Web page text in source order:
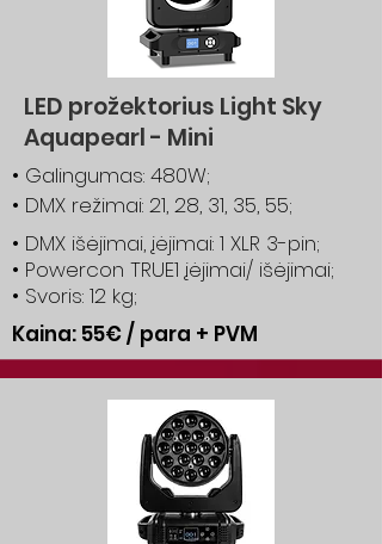
LED prožektorius Light Sky
Aquapearl - Mini
• Galingumas: 480W;
• DMX režimai: 21, 28, 31, 35, 55;
• DMX išėjimai, įėjimai: 1 XLR 3-pin;
• Powercon TRUE1 įėjimai/ išėjimai;
• Svoris: 12 kg;
Kaina: 55€ / para + PVM